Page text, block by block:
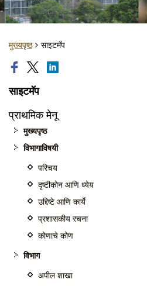
मुख्यपृष्ठ साइटमॅप
साइटमॅप
प्राथमिक मेनू
मुख्यपृष्ठ
विभागाविषयी
परिचय
दृष्टीकोन आणि ध्येय
उद्दिष्टे आणि कार्ये
प्रशासकीय रचना
कोणाचे कोण
विभाग
अपील शाखा